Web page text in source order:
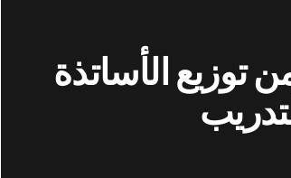
توزيع الأساتذة